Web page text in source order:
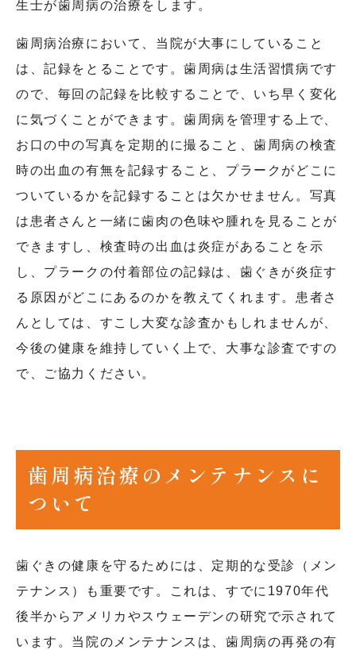
生士が歯周病の治療をします。
歯周病治療において、当院が大事にしていること
は、記録をとることです。歯周病は生活習慣病です
ので、毎回の記録を比較することで、いち早く変化
に気づくことができます。歯周病を管理する上で、
お口の中の写真を定期的に撮ること、歯周病の検査
時の出血の有無を記録すること、プラークがどこに
ついているかを記録することは欠かせません。写真
は患者さんと一緒に歯肉の色味や腫れを見ることが
できますし、検査時の出血は炎症があることを示
し、プラークの付着部位の記録は、歯ぐきが炎症す
る原因がどこにあるのかを教えてくれます。患者さ
んとしては、すこし大変な診査かもしれませんが、
今後の健康を維持していく上で、大事な診査ですの
で、ご協力ください。
歯周病治療のメンテナンスに
ついて
歯ぐきの健康を守るためには、定期的な受診（メン
テナンス）も重要です。これは、すでに1970年代
後半からアメリカやスウェーデンの研究で示されて
います。当院のメンテナンスは、歯周病の再発の有